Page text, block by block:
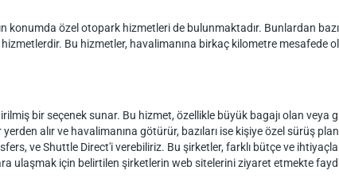
konumda özel otopark hizmetleri de bulunmaktadır. Bunlardan
Bu hizmetler, havalimanına birkaç kilometre mesafede
bir seçenek sunar. Bu hizmet, özellikle büyük bagajı olan veya
alır ve havalimanına götürür, bazıları ise kişiye özel sürüş
ve Shuttle Direct'i verebiliriz. Bu şirketler, farklı bütçe ve
ulaşmak için belirtilen şirketlerin web sitelerini ziyaret etmekte